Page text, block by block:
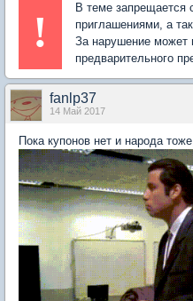
!
В теме запрещается
приглашениями, а
За нарушение может
предварительного
fanlp37
14 Май 2017
Пока купонов нет и народа